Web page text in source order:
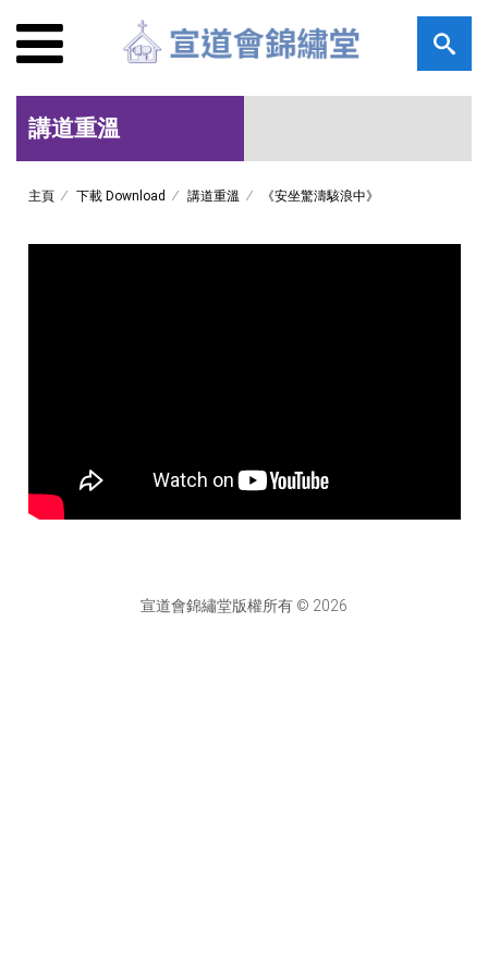
講道重溫
主頁 下載 Download 講道重溫 《安坐驚濤駭浪中》
宣道會錦繡堂版權所有 © 2026